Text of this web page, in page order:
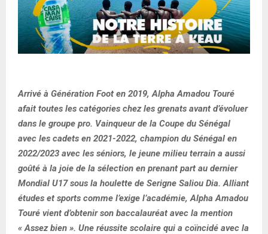
Arrivé à Génération Foot en 2019, Alpha Amadou Touré
afait toutes les catégories chez les grenats avant d’évoluer
dans le groupe pro. Vainqueur de la Coupe du Sénégal
avec les cadets en 2021-2022, champion du Sénégal en
2022/2023 avec les séniors, le jeune milieu terrain a aussi
goûté à la joie de la sélection en prenant part au dernier
Mondial U17 sous la houlette de Serigne Saliou Dia.Alliant
études et sports comme l’exige l’académie,Alpha Amadou
Touré vient d’obtenirson baccalauréat avec la mention
« Assez bien ». Une réussite scolaire qui a coïncidé avec la